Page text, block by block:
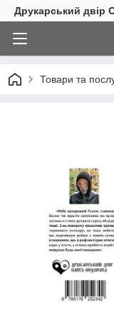
Друкарський двір
Товари та